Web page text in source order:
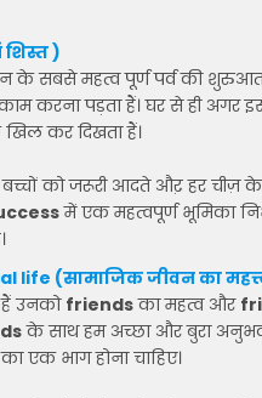
)
के सबसे महत्व पूर्ण पर्व की शुरुआत
करना पड़ता हैं। घर से ही अगर
कर दिखता हैं।
बच्चों को जरूरी आदते औऱ हर चीज़
में एक महत्वपूर्ण भूमिका
life (सामाजिक जीवन का
हैं उनको friendsका महत्व और
के साथ हम अच्छा और बुरा
एक भाग होना चाहिए।